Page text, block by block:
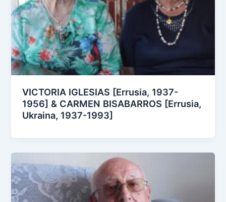
VICTORIA IGLESIAS [Errusia, 1937-
1956] & CARMEN BISABARROS [Errusia,
Ukraina, 1937-1993]